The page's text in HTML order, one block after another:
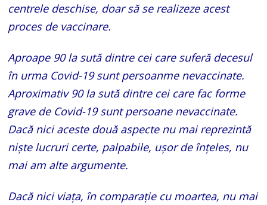
centrele deschise, doar să se realizeze acest
proces de vaccinare.
Aproape 90 la sută dintre cei care suferă decesul
în urma Covid-19 sunt persoanme nevaccinate.
Aproximativ 90 la sută dintre cei care fac forme
grave de Covid-19 sunt persoane nevaccinate.
Dacă nici aceste două aspecte nu mai reprezintă
niște lucruri certe, palpabile, ușor de înțeles, nu
mai am alte argumente.
Dacă nici viața, în comparație cu moartea, nu mai